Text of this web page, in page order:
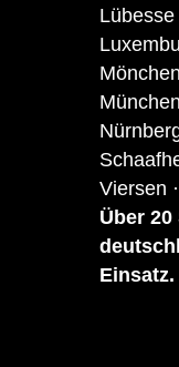
Lübesse
Viersen
Über 20
Einsatz.